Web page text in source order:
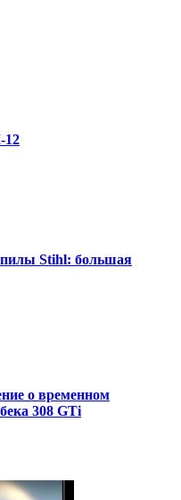
12
Stihl: большая
о временном
308 GTi